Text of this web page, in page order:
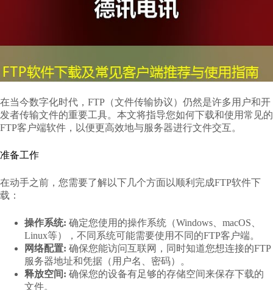
在当今数字化时代，FTP（文件传输协议）仍然是许多用户和开
发者传输文件的重要工具。本文将指导您如何下载和使用常见的
FTP客户端软件，以便更高效地与服务器进行文件交互。
准备工作
在动手之前，您需要了解以下几个方面以顺利完成FTP软件下
载：
操作系统: 确定您使用的操作系统（Windows、macOS、
Linux等），不同系统可能需要使用不同的FTP客户端。
网络配置: 确保您能访问互联网，同时知道您想连接的FTP
服务器地址和凭据（用户名、密码）。
释放空间: 确保您的设备有足够的存储空间来保存下载的
文件。